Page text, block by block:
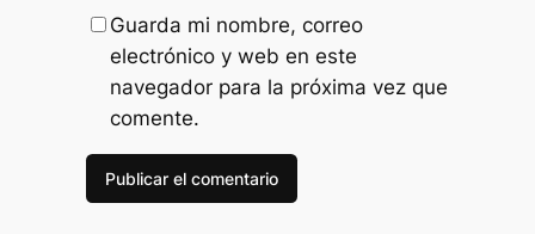
Guarda mi nombre, correo
electrónico y web en este
navegador para la próxima vez que
comente.